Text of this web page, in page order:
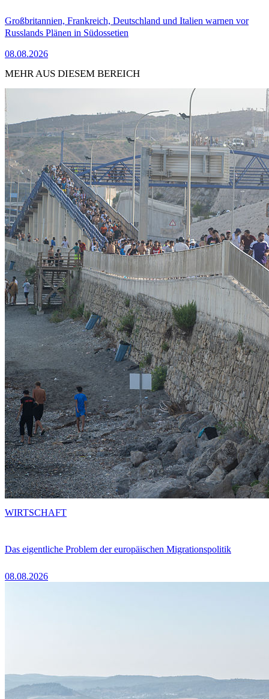
Großbritannien, Frankreich, Deutschland und Italien warnen vor
Russlands Plänen in Südossetien
08.08.2026
MEHR AUS DIESEM BEREICH
Das eigentliche Problem der europäischen Migrationspolitik
08.08.2026
WIRTSCHAFT